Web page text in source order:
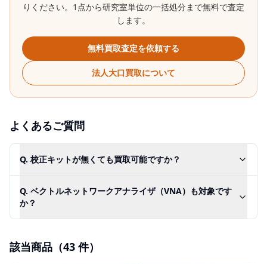
りください。1点から研究室単位の一括処分まで無料で査定
します。
無料買取査定を依頼する
法人大口買取について
よくあるご質問
Q. 校正キットが無くても買取可能ですか？
Q. ベクトルネットワークアナライザ（VNA）も対象です
か？
該当商品（43 件）